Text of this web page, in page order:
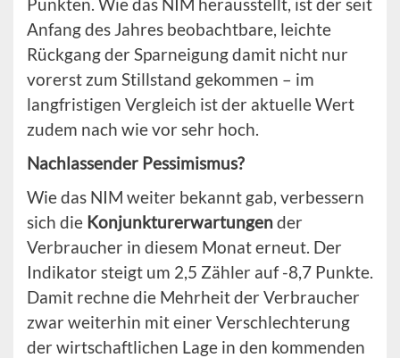
Anfang des Jahres beobachtbare, leichte
Rückgang der Sparneigung damit nicht nur
vorerst zum Stillstand gekommen – im
langfristigen Vergleich ist der aktuelle Wert
zudem nach wie vor sehr hoch.
Nachlassender Pessimismus?
Wie das NIM weiter bekannt gab, verbessern
sich die Konjunkturerwartungender
Verbraucher in diesem Monat erneut. Der
Indikator steigt um 2,5 Zähler auf -8,7 Punkte.
Damit rechne die Mehrheit der Verbraucher
zwar weiterhin mit einer Verschlechterung
der wirtschaftlichen Lage in den kommenden